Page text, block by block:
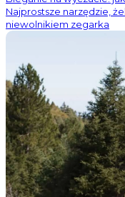
Najprostsze narzędzie,
niewolnikiem zegarka